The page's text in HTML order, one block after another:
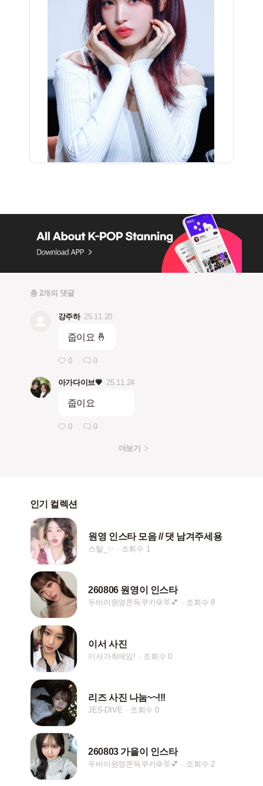
총 2개의 댓글
강주하 25.11.20
줍이요 🤞
0 0
아가다이브💗 25.11.24
줍이요
0 0
더보기
인기 컬렉션
원영 인스타 모음 // 댓 남겨주세용
스탈_✨ 조회수 1
260806 원영이 인스타
두바이원영쫀득쿠키🍪🐰💕 조회수 8
이서 사진
이서가최애임! 조회수 0
리즈 사진 나눔~~!!!
JES-DIVE 조회수 0
260803 가을이 인스타
두바이원영쫀득쿠키🍪🐰💕 조회수 2